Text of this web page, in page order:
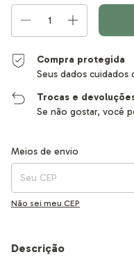
Compra protegida
Seus dados
Trocas e
Se não gostar, você
Entregas para o CEP:
Meios de envio
Não sei meu CEP
Descrição